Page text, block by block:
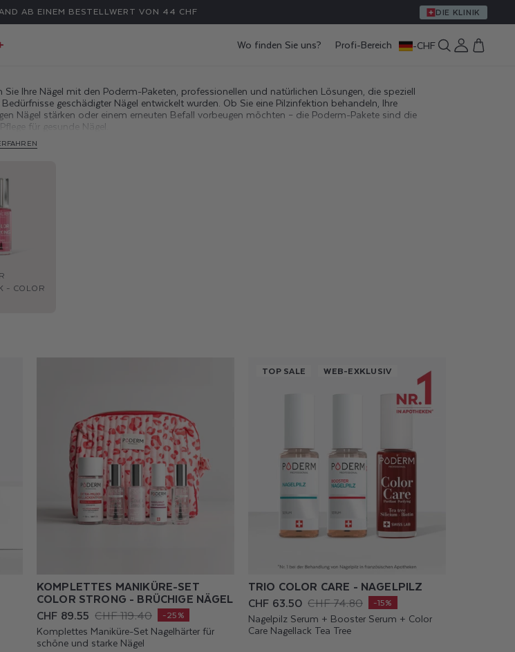
AB EINEM BESTELLWERT VON 44 CHF DIE KLINIK
Wo finden Sie uns? Profi-Bereich -CHF Einloggen
Warenkorb
Sie Ihre Nägel mit den Poderm-Paketen, professionellen und natürlichen Lösungen, die speziell
geschädigter Nägel entwickelt wurden. Ob Sie eine Pilzinfektion behandeln, Ihre
Nägel stärken oder einem erneuten Befall vorbeugen möchten – die Poderm-Pakete sind die
Pflege für gesunde Nägel.
- COLOR
KOMPLETTES MANIKÜRE-SET
COLOR STRONG - BRÜCHIGE NÄGEL
Verkaufspreis
CHF 89.55
Normaler
Preis
CHF 119.40 -25%
Komplettes Maniküre-Set Nagelhärter für
schöne und starke Nägel
TOP SALE WEB-EXKLUSIV
TRIO COLOR CARE - NAGELPILZ
Verkaufspreis
CHF 63.50
Normaler
Preis
CHF 74.80 -15%
Nagelpilz Serum + Booster Serum + Color
Care Nagellack Tea Tree